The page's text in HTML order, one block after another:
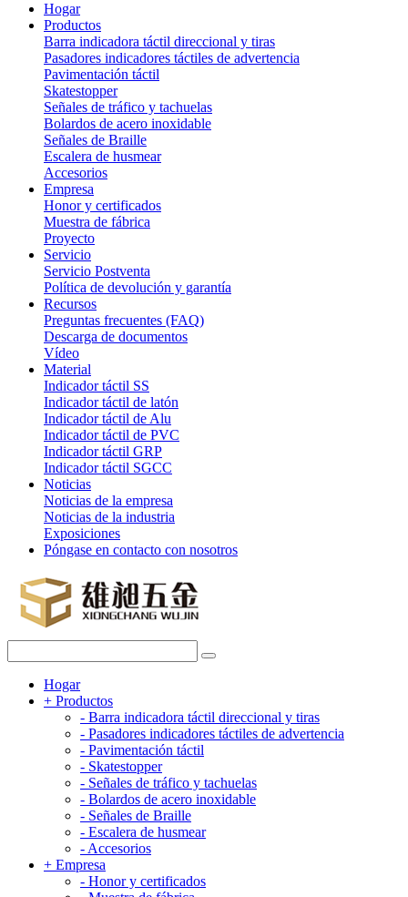
Hogar
Productos
Barra indicadora táctil direccional y tiras
Pasadores indicadores táctiles de advertencia
Pavimentación táctil
Skatestopper
Señales de tráfico y tachuelas
Bolardos de acero inoxidable
Señales de Braille
Escalera de husmear
Accesorios
Empresa
Honor y certificados
Muestra de fábrica
Proyecto
Servicio
Servicio Postventa
Política de devolución y garantía
Recursos
Preguntas frecuentes (FAQ)
Descarga de documentos
Vídeo
Material
Indicador táctil SS
Indicador táctil de latón
Indicador táctil de Alu
Indicador táctil de PVC
Indicador táctil GRP
Indicador táctil SGCC
Noticias
Noticias de la empresa
Noticias de la industria
Exposiciones
Póngase en contacto con nosotros
Hogar
+ Productos
- Barra indicadora táctil direccional y tiras
- Pasadores indicadores táctiles de advertencia
- Pavimentación táctil
- Skatestopper
- Señales de tráfico y tachuelas
- Bolardos de acero inoxidable
- Señales de Braille
- Escalera de husmear
- Accesorios
+ Empresa
- Honor y certificados